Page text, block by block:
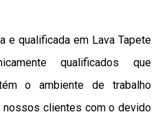
e qualificada em Lava Tapete
qualificados que
o ambiente de trabalho
clientes com o devido